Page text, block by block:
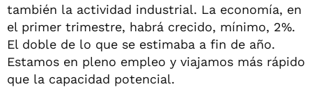
también la actividad industrial. La economía, en
el primer trimestre, habrá crecido, mínimo, 2%.
El doble de lo que se estimaba a fin de año.
Estamos en pleno empleo y viajamos más rápido
que la capacidad potencial.